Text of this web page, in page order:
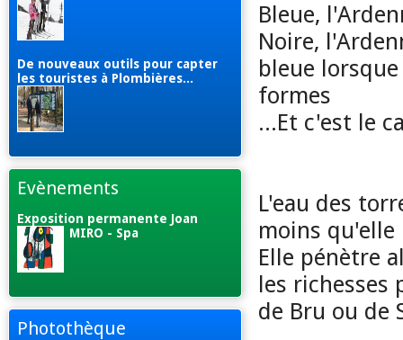
De nouveaux outils pour capter
les touristes à Plombières...
Evènements
Exposition permanente Joan
MIRO - Spa
Photothèque
Bleue,
Noire,
bleue
formes
...Et c'est le
L'eau des
moins qu'elle
Elle pénètre
les richesses
de Bru ou de